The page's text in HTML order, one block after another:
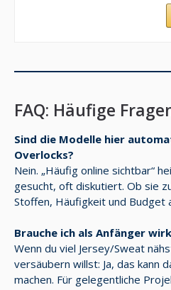
FAQ: Häufige
Sind die Modelle hier
Overlocks?
Nein. „Häufig online sichtbar“
gesucht, oft diskutiert. Ob sie
Stoffen, Häufigkeit und Budget
Brauche ich als Anfänger
Wenn du viel Jersey/Sweat
versäubern willst: Ja, das kann
machen. Für gelegentliche